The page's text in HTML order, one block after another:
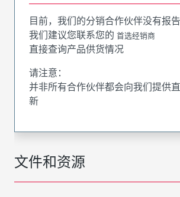
文件和资源
目前，我们的分销合作伙伴没有报告
我们建议您联系您的 首选经销商
直接查询产品供货情况
请注意：
并非所有合作伙伴都会向我们提供
新